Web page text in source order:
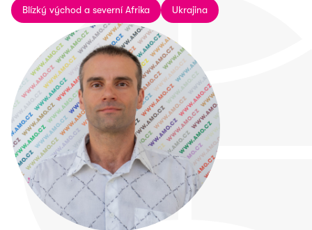
Blízký východ a severní Afrika Ukrajina